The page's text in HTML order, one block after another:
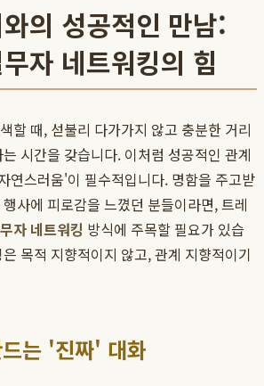
의 성공적인 만남:
자 네트워킹의 힘
할 때, 섣불리 다가가지 않고 충분한 거리
시간을 갖습니다. 이처럼 성공적인 관계
연스러움'이 필수적입니다. 명함을 주고받
사에 피로감을 느꼈던 분들이라면, 트레
자 네트워킹 방식에 주목할 필요가 있습
목적 지향적이지 않고, 관계 지향적이기
는 '진짜' 대화